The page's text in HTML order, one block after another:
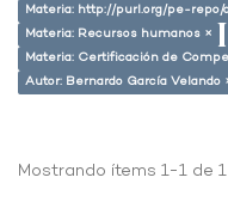
Materia: http://purl.org/pe-repo/
Materia: Recursos humanos ×
Materia: Certificación de
Autor: Bernardo García Velando
Mostrando ítems 1-1 de 1